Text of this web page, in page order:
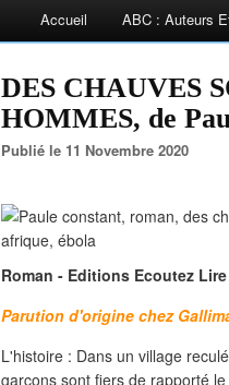
Accueil ABC : Auteurs
DES CHAUVES
HOMMES, de
Publié le 11 Novembre 2020
Roman - Editions Ecoutez
Parution d'origine chez
L'histoire : Dans un village
garçons sont fiers de rapporté